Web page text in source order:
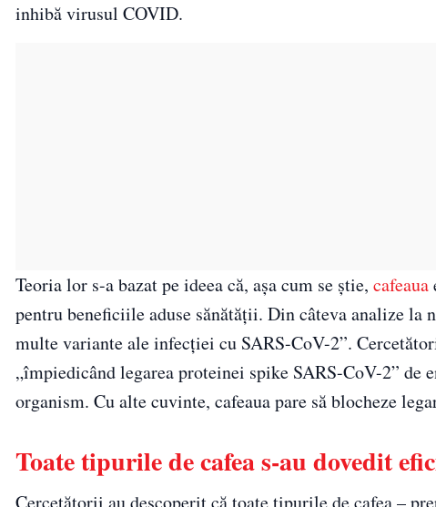
inhibă virusul COVID.
Teoria lor s-a bazat pe ideea că, așa cum se știe, cafeaua
pentru beneficiile aduse sănătății. Din câteva analize
multe variante ale infecției cu SARS-CoV-2”.
„împiedicând legarea proteinei spike SARS-CoV-2”
organism. Cu alte cuvinte, cafeaua pare să blocheze
Toate tipurile de cafea s-au dovedit